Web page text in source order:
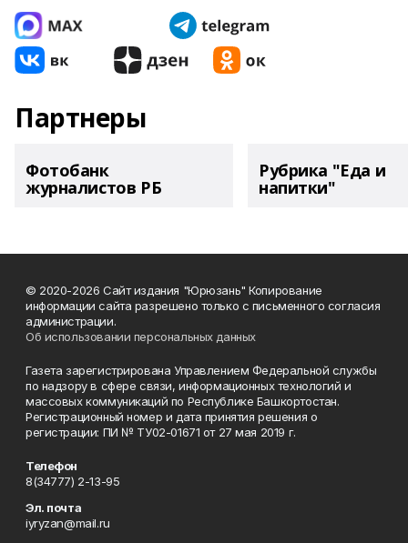
Партнеры
Фотобанк
журналистов РБ
Рубрика "Еда и
напитки"
© 2020-2026 Сайт издания "Юрюзань" Копирование
информации сайта разрешено только с письменного согласия
администрации.
Об использовании персональных данных
Газета зарегистрирована Управлением Федеральной службы
по надзору в сфере связи, информационных технологий и
массовых коммуникаций по Республике Башкортостан.
Регистрационный номер и дата принятия решения о
регистрации: ПИ № ТУ02-01671 от 27 мая 2019 г.
Телефон
8(34777) 2-13-95
Эл. почта
iyryzan@mail.ru